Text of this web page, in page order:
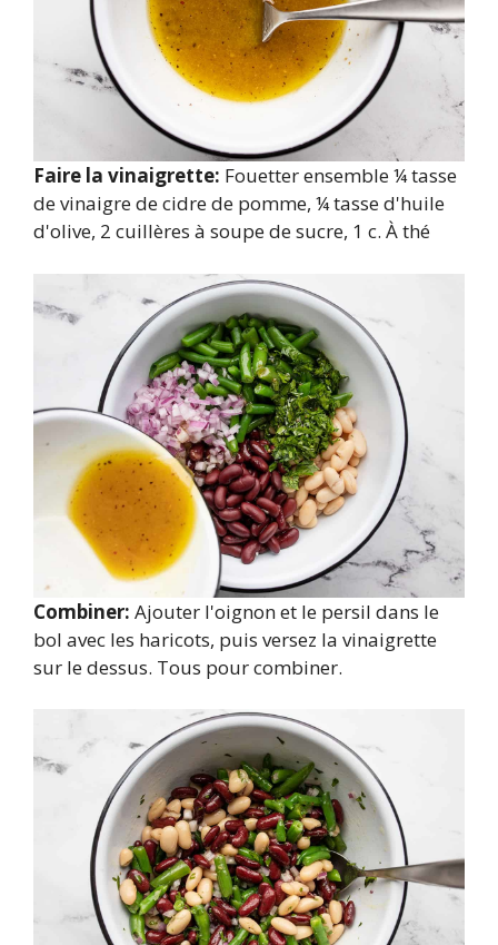
Faire la vinaigrette: Fouetter ensemble ¼ tasse
de vinaigre de cidre de pomme, ¼ tasse d'huile
d'olive, 2 cuillères à soupe de sucre, 1 c. À thé
Combiner: Ajouter l'oignon et le persil dans le
bol avec les haricots, puis versez la vinaigrette
sur le dessus. Tous pour combiner.